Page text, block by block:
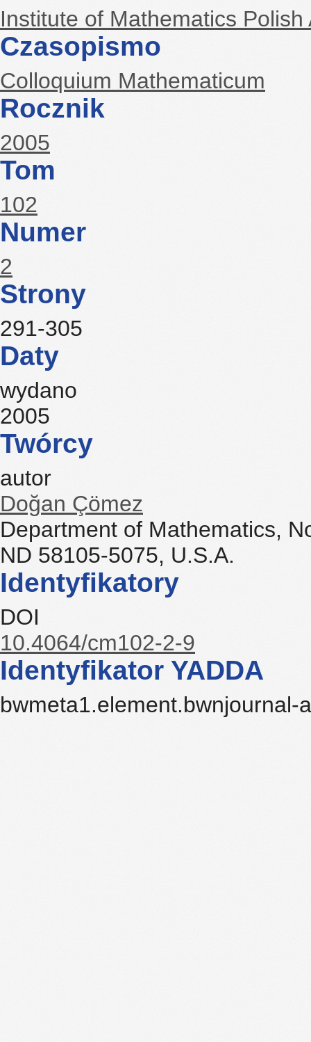
Institute of Mathematics
Czasopismo
Colloquium Mathematicum
Rocznik
2005
Tom
102
Numer
2
Strony
291-305
Daty
wydano
2005
Twórcy
autor
Doğan Çömez
Department of Mathematics,
ND 58105-5075, U.S.A.
Identyfikatory
DOI
10.4064/cm102-2-9
Identyfikator YADDA